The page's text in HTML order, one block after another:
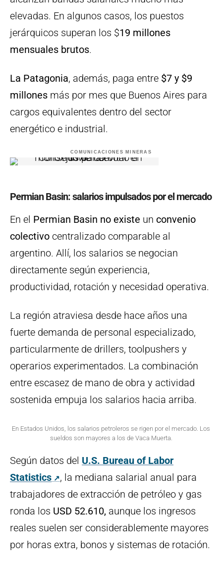
elevadas. En algunos casos, los puestos
jerárquicos superan los $19 millones
mensuales brutos.
La Patagonia, además, paga entre $7 y $9
millones más por mes que Buenos Aires para
cargos equivalentes dentro del sector
energético e industrial.
COMUNICACIONES MINERAS
Permian Basin: salarios impulsados por el mercado
En el Permian Basin no existe un convenio
colectivo centralizado comparable al
argentino. Allí, los salarios se negocian
directamente según experiencia,
productividad, rotación y necesidad operativa.
La región atraviesa desde hace años una
fuerte demanda de personal especializado,
particularmente de drillers, toolpushers y
operarios experimentados. La combinación
entre escasez de mano de obra y actividad
sostenida empuja los salarios hacia arriba.
En Estados Unidos, los salarios petroleros se rigen por el mercado. Los
sueldos son mayores a los de Vaca Muerta.
Según datos del U.S. Bureau of Labor
Statistics
, la mediana salarial anual para
trabajadores de extracción de petróleo y gas
ronda los USD 52.610, aunque los ingresos
reales suelen ser considerablemente mayores
por horas extra, bonos y sistemas de rotación.